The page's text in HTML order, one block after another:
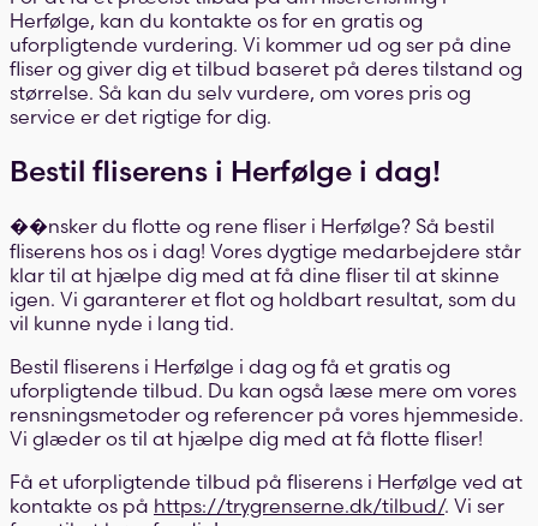
Herfølge, kan du kontakte os for en gratis og
uforpligtende vurdering. Vi kommer ud og ser på dine
fliser og giver dig et tilbud baseret på deres tilstand og
størrelse. Så kan du selv vurdere, om vores pris og
service er det rigtige for dig.
Bestil fliserens i Herfølge i dag!
��nsker du flotte og rene fliser i Herfølge? Så bestil
fliserens hos os i dag! Vores dygtige medarbejdere står
klar til at hjælpe dig med at få dine fliser til at skinne
igen. Vi garanterer et flot og holdbart resultat, som du
vil kunne nyde i lang tid.
Bestil fliserens i Herfølge i dag og få et gratis og
uforpligtende tilbud. Du kan også læse mere om vores
rensningsmetoder og referencer på vores hjemmeside.
Vi glæder os til at hjælpe dig med at få flotte fliser!
Få et uforpligtende tilbud på fliserens i Herfølge ved at
kontakte os på https://trygrenserne.dk/tilbud/. Vi ser